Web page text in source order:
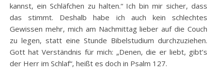
kannst, ein Schläfchen zu halten.“ Ich bin mir sicher, dass
das stimmt. Deshalb habe ich auch kein schlechtes
Gewissen mehr, mich am Nachmittag lieber auf die Couch
zu legen, statt eine Stunde Bibelstudium durchzuziehen.
Gott hat Verständnis für mich: „Denen, die er liebt, gibt’s
der Herr im Schlaf“, heißt es doch in Psalm 127.